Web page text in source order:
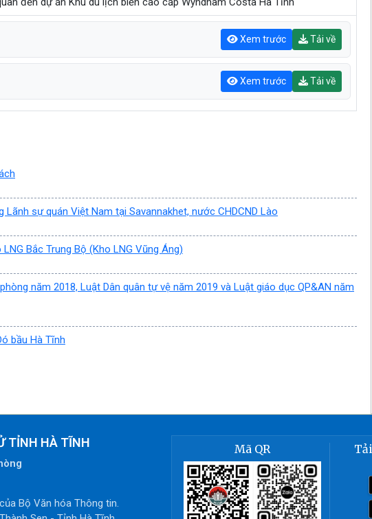
Xem trước Tải về
Xem trước Tải về
sự quán Việt Nam tại Savannakhet, nước CHDCND Lào
Bắc Trung Bộ (Kho LNG Vũng Áng)
năm 2018, Luật Dân quân tự vệ năm 2019 và Luật giáo dục QP&AN năm
bầu Hà Tĩnh
TỈNH HÀ TĨNH
Bộ Văn hóa Thông tin.
Mã QR